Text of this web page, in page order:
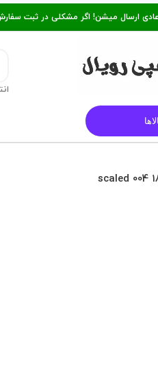
اگر مشکلی در ثبت سفارش داشتین، میتونین با ۰۹۳۸۲۱۵۳۴۷۸ از